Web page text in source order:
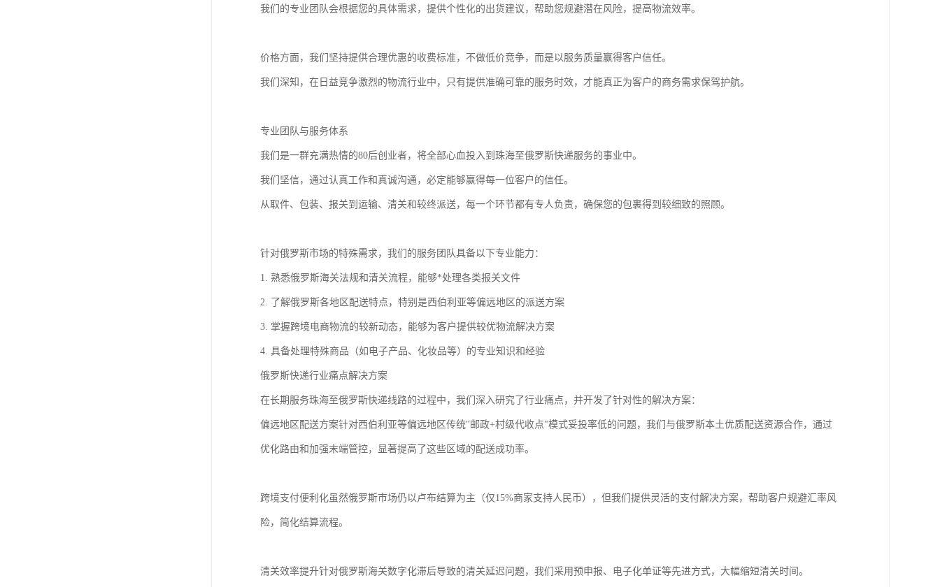
我们的专业团队会根据您的具体需求，提供个性化的出货建议，帮助您规避潜在风险，提高物流效率。
价格方面，我们坚持提供合理优惠的收费标准，不做低价竞争，而是以服务质量赢得客户信任。
我们深知，在日益竞争激烈的物流行业中，只有提供准确可靠的服务时效，才能真正为客户的商务需求保驾护航。
专业团队与服务体系
我们是一群充满热情的80后创业者，将全部心血投入到珠海至俄罗斯快递服务的事业中。
我们坚信，通过认真工作和真诚沟通，必定能够赢得每一位客户的信任。
从取件、包装、报关到运输、清关和较终派送，每一个环节都有专人负责，确保您的包裹得到较细致的照顾。
针对俄罗斯市场的特殊需求，我们的服务团队具备以下专业能力：
1. 熟悉俄罗斯海关法规和清关流程，能够*处理各类报关文件
2. 了解俄罗斯各地区配送特点，特别是西伯利亚等偏远地区的派送方案
3. 掌握跨境电商物流的较新动态，能够为客户提供较优物流解决方案
4. 具备处理特殊商品（如电子产品、化妆品等）的专业知识和经验
俄罗斯快递行业痛点解决方案
在长期服务珠海至俄罗斯快递线路的过程中，我们深入研究了行业痛点，并开发了针对性的解决方案：
偏远地区配送方案针对西伯利亚等偏远地区传统"邮政+村级代收点"模式妥投率低的问题，我们与俄罗斯本土优质配送资源合作，通过
优化路由和加强末端管控，显著提高了这些区域的配送成功率。
跨境支付便利化虽然俄罗斯市场仍以卢布结算为主（仅15%商家支持人民币），但我们提供灵活的支付解决方案，帮助客户规避汇率风
险，简化结算流程。
清关效率提升针对俄罗斯海关数字化滞后导致的清关延迟问题，我们采用预申报、电子化单证等先进方式，大幅缩短清关时间。